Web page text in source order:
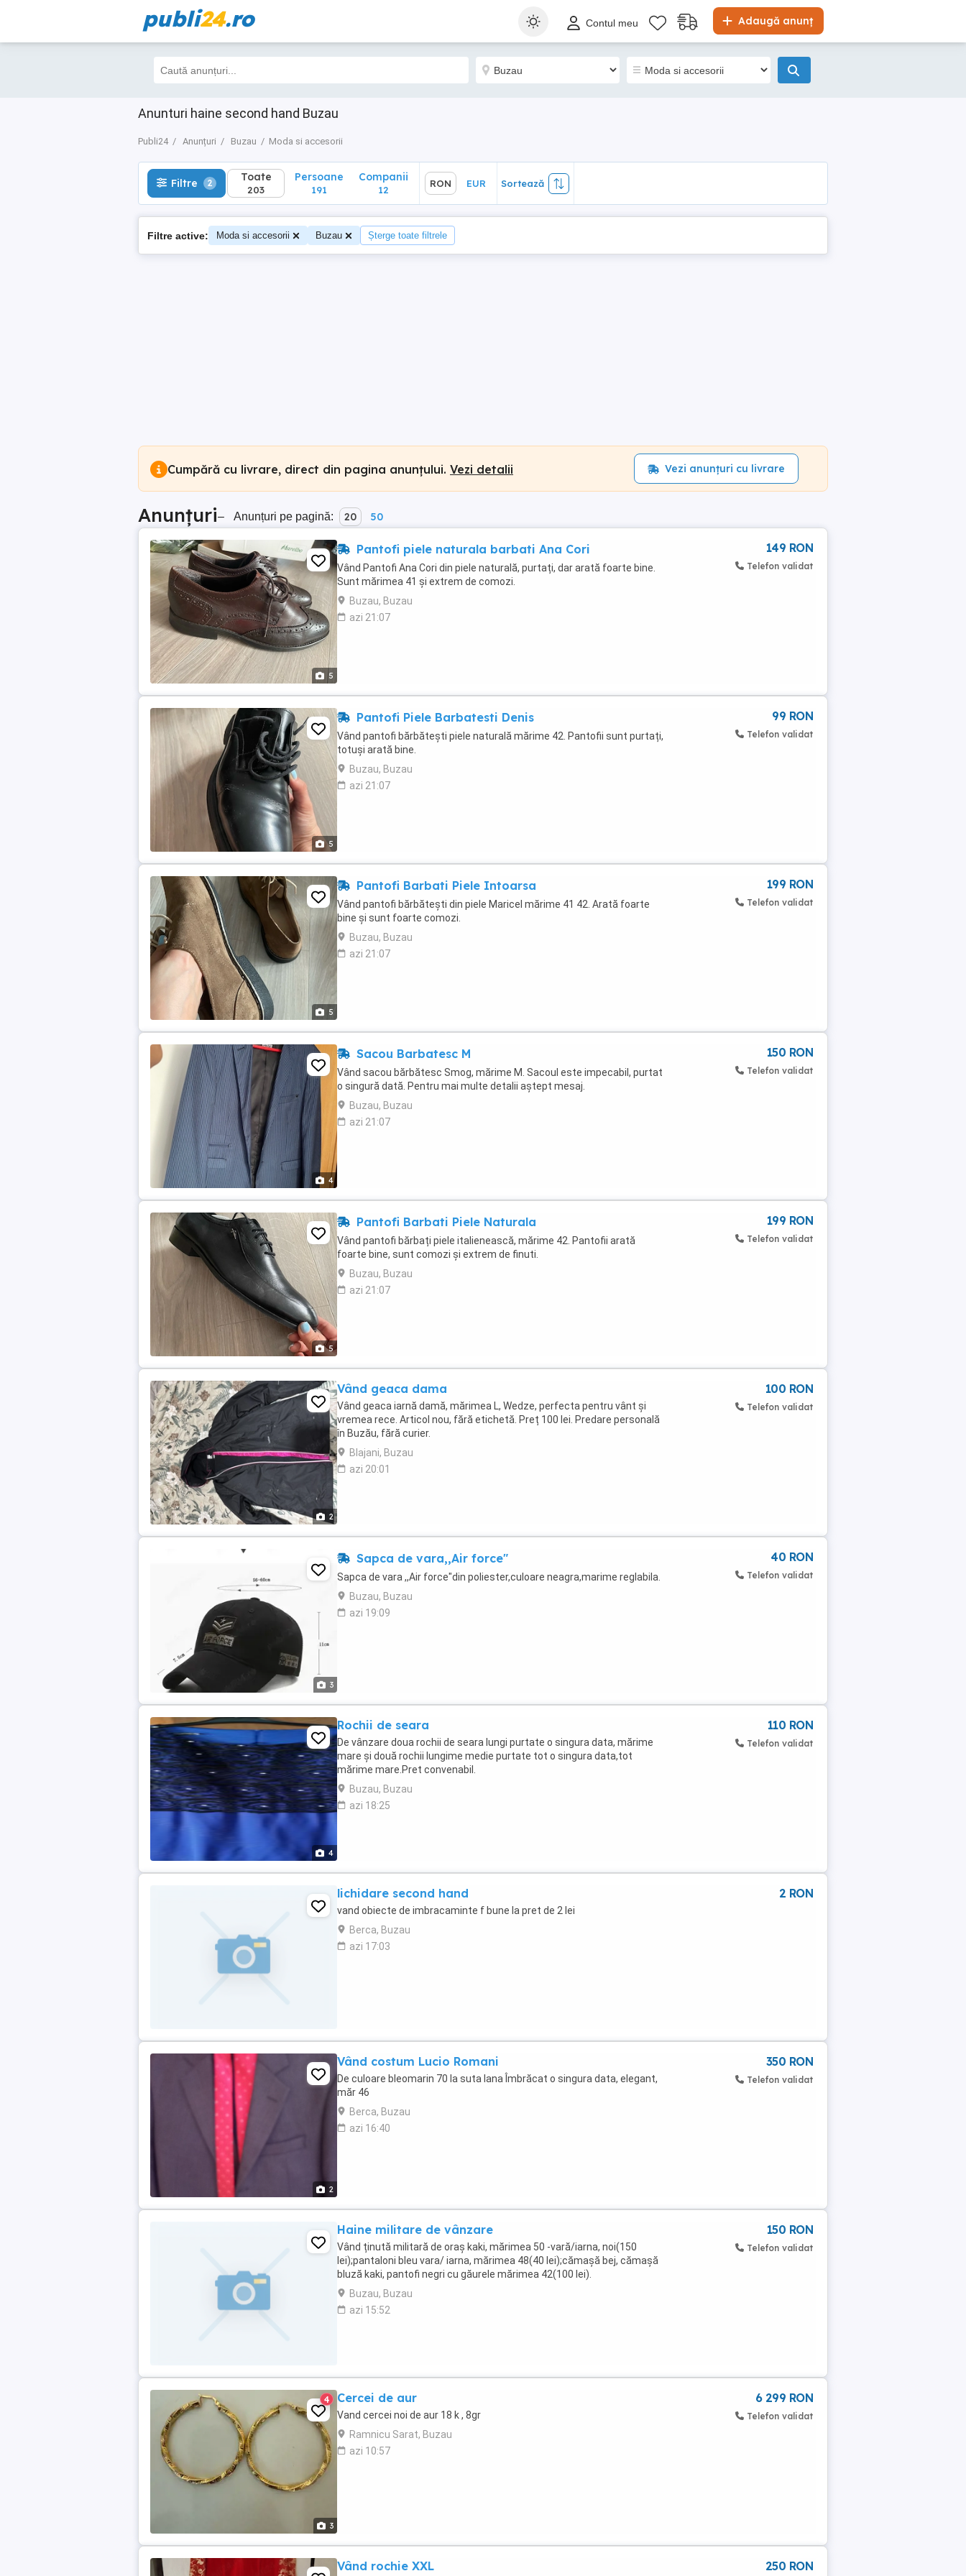
publi24.ro Adaugă anunț
Contul meu
Anunturi haine second hand Buzau
Publi24 Anunțuri Buzau Moda si accesorii
Filtre 2 Toate
203
Sortează
Filtre 2 Toate
203
Persoane
191
Companii
12
RON EUR Sortează
Filtre active: Moda si accesorii Buzau Șterge toate filtrele
Cumpără cu livrare, direct din pagina anunțului. Vezi detalii Vezi anunțuri cu livrare
Anunțuri– Anunțuri pe pagină: 20 50
5
Pantofi piele naturala barbati Ana Cori
Vând Pantofi Ana Cori din piele naturală, purtați, dar arată foarte bine.
Sunt mărimea 41 și extrem de comozi.
Buzau, Buzau
azi 21:07
149 RON
Telefon validat
5
Pantofi Piele Barbatesti Denis
Vând pantofi bărbătești piele naturală mărime 42. Pantofii sunt purtați,
totuși arată bine.
Buzau, Buzau
azi 21:07
99 RON
Telefon validat
5
Pantofi Barbati Piele Intoarsa
Vând pantofi bărbătești din piele Maricel mărime 41 42. Arată foarte
bine și sunt foarte comozi.
Buzau, Buzau
azi 21:07
199 RON
Telefon validat
4
Sacou Barbatesc M
Vând sacou bărbătesc Smog, mărime M. Sacoul este impecabil, purtat
o singură dată. Pentru mai multe detalii aștept mesaj.
Buzau, Buzau
azi 21:07
150 RON
Telefon validat
5
Pantofi Barbati Piele Naturala
Vând pantofi bărbați piele italienească, mărime 42. Pantofii arată
foarte bine, sunt comozi și extrem de finuti.
Buzau, Buzau
azi 21:07
199 RON
Telefon validat
2
Vând geaca dama
Vând geaca iarnă damă, mărimea L, Wedze, perfecta pentru vânt și
vremea rece. Articol nou, fără etichetă. Preț 100 lei. Predare personală
în Buzău, fără curier.
Blajani, Buzau
azi 20:01
100 RON
Telefon validat
3
Sapca de vara,,Air force"
Sapca de vara ,,Air force"din poliester,culoare neagra,marime reglabila.
Buzau, Buzau
azi 19:09
40 RON
Telefon validat
4
Rochii de seara
De vânzare doua rochii de seara lungi purtate o singura data, mărime
mare și două rochii lungime medie purtate tot o singura data,tot
mărime mare.Pret convenabil.
Buzau, Buzau
azi 18:25
110 RON
Telefon validat
lichidare second hand
vand obiecte de imbracaminte f bune la pret de 2 lei
Berca, Buzau
azi 17:03
2 RON
2
Vând costum Lucio Romani
De culoare bleomarin 70 la suta lana Îmbrăcat o singura data, elegant,
măr 46
Berca, Buzau
azi 16:40
350 RON
Telefon validat
Haine militare de vânzare
Vând ținută militară de oraș kaki, mărimea 50 -vară/iarna, noi(150
lei);pantaloni bleu vara/ iarna, mărimea 48(40 lei);cămașă bej, cămașă
bluză kaki, pantofi negri cu găurele mărimea 42(100 lei).
Buzau, Buzau
azi 15:52
150 RON
Telefon validat
3
4 Cercei de aur
Vand cercei noi de aur 18 k , 8gr
Ramnicu Sarat, Buzau
azi 10:57
6 299 RON
Telefon validat
Vând rochie XXL 250 RON